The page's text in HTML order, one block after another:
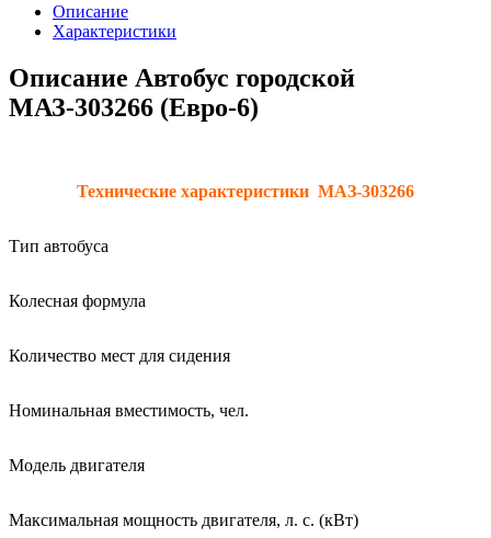
Описание
Характеристики
Описание Автобус городской
МАЗ-303266 (Евро-6)
Технические характеристики МАЗ-303266
Тип автобуса
Колесная формула
Количество мест для сидения
Номинальная вместимость, чел.
Модель двигателя
Максимальная мощность двигателя, л. с. (кВт)